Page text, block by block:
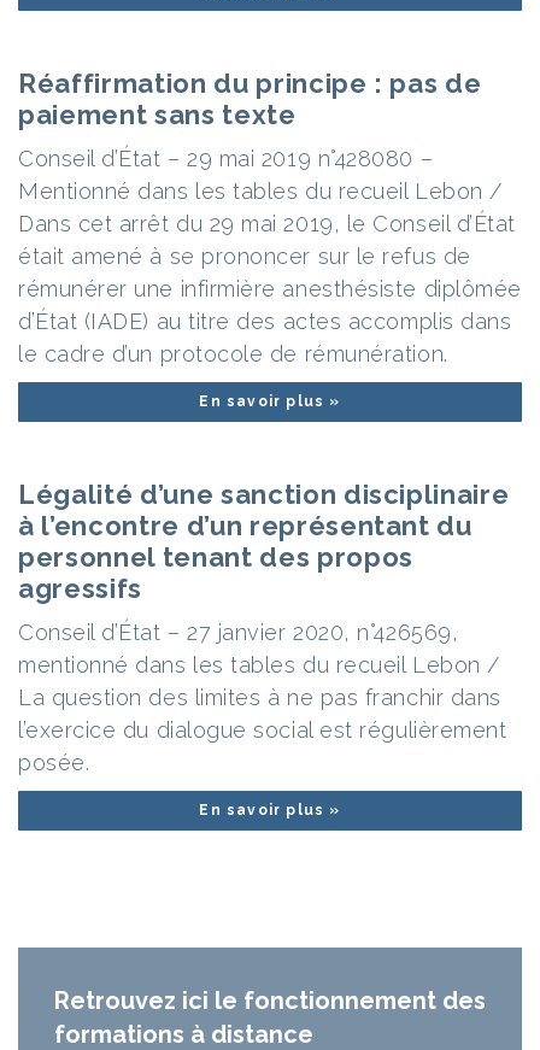
Réaffirmation du principe : pas de
paiement sans texte
Conseil d’État – 29 mai 2019 n°428080 –
Mentionné dans les tables du recueil Lebon /
Dans cet arrêt du 29 mai 2019, le Conseil d’État
était amené à se prononcer sur le refus de
rémunérer une infirmière anesthésiste diplômée
d’État (IADE) au titre des actes accomplis dans
le cadre d’un protocole de rémunération.
En savoir plus »
Légalité d’une sanction disciplinaire
à l’encontre d’un représentant du
personnel tenant des propos
agressifs
Conseil d’État – 27 janvier 2020, n°426569,
mentionné dans les tables du recueil Lebon /
La question des limites à ne pas franchir dans
l’exercice du dialogue social est régulièrement
posée.
En savoir plus »
Retrouvez ici le fonctionnement des
formations à distance